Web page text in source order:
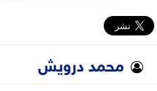
محمد درويش